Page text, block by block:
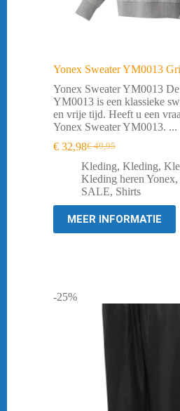
Yonex Sweater YM0013
Yonex Sweater YM0013
YM0013 is een klassieke
en vrije tijd. Heeft u een
Yonex Sweater YM0013. ...
€49,95
Oorspronkelijke
prijs
was:
€ 49,95.
€ 32,98Huidige
prijs
is:
€ 32,98.
Kleding, Kleding,
Kleding heren Yonex,
SALE, Shirts
MEER INFORMATIE
-25%